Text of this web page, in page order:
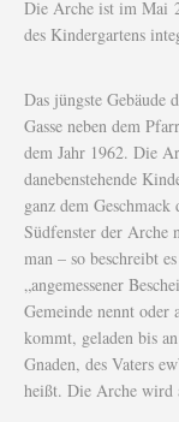
Die Arche ist im Mai
des Kindergartens
Das jüngste Gebäude
Gasse neben dem
dem Jahr 1962. Die
danebenstehende
ganz dem
Südfenster der Arche
man – so beschreibt
„angemessener
Gemeinde nennt oder
kommt, geladen bis
Gnaden, des Vaters
heißt. Die Arche wird